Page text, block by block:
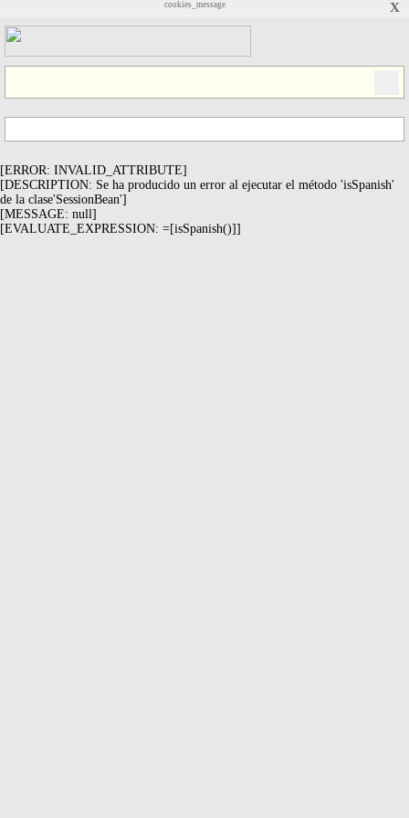
X
cookies_message
[ERROR: INVALID_ATTRIBUTE]
[DESCRIPTION: Se ha producido un error al ejecutar el método 'isSpanish'
de la clase'SessionBean']
[MESSAGE: null]
[EVALUATE_EXPRESSION: =[isSpanish()]]